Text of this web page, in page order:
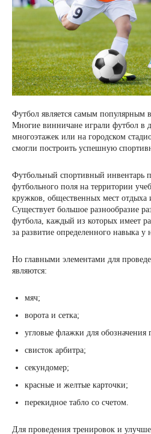
Футбол является самым популярным
Многие винничане играли футбол в
многоэтажек или на городском
смогли построить успешную
Футбольный спортивный инвентарь
футбольного поля на территории
кружков, общественных мест
Существует большое разнообразие
футбола, каждый из которых имеет
за развитие определенного навыка
Но главными элементами для
являются:
мяч;
ворота и сетка;
угловые флажки для обозначения
свисток арбитра;
секундомер;
красные и желтые карточки;
перекидное табло со счетом.
Для проведения тренировок и